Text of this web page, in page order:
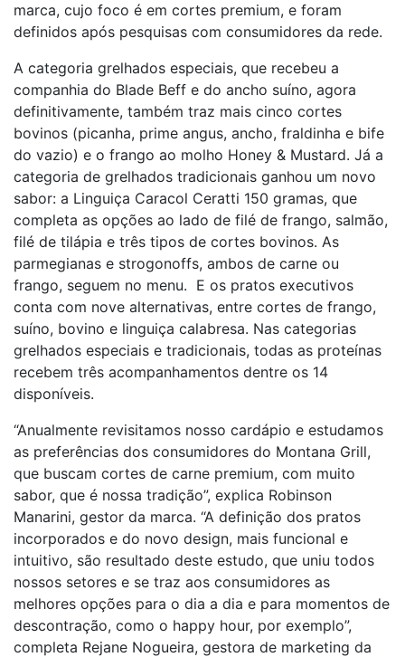
marca, cujo foco é em cortes premium, e foram
definidos após pesquisas com consumidores da rede.
A categoria grelhados especiais, que recebeu a
companhia do Blade Beff e do ancho suíno, agora
definitivamente, também traz mais cinco cortes
bovinos (picanha, prime angus, ancho, fraldinha e bife
do vazio) e o frango ao molho Honey & Mustard. Já a
categoria de grelhados tradicionais ganhou um novo
sabor: a Linguiça Caracol Ceratti 150 gramas, que
completa as opções ao lado de filé de frango, salmão,
filé de tilápia e três tipos de cortes bovinos. As
parmegianas e strogonoffs, ambos de carne ou
frango, seguem no menu. E os pratos executivos
conta com nove alternativas, entre cortes de frango,
suíno, bovino e linguiça calabresa. Nas categorias
grelhados especiais e tradicionais, todas as proteínas
recebem três acompanhamentos dentre os 14
disponíveis.
“Anualmente revisitamos nosso cardápio e estudamos
as preferências dos consumidores do Montana Grill,
que buscam cortes de carne premium, com muito
sabor, que é nossa tradição”, explica Robinson
Manarini, gestor da marca. “A definição dos pratos
incorporados e do novo design, mais funcional e
intuitivo, são resultado deste estudo, que uniu todos
nossos setores e se traz aos consumidores as
melhores opções para o dia a dia e para momentos de
descontração, como o happy hour, por exemplo”,
completa Rejane Nogueira, gestora de marketing da